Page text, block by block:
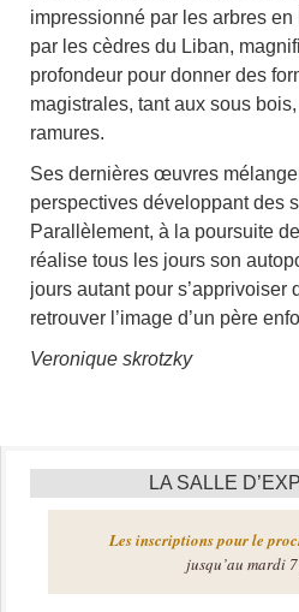
impressionné par les arbres
par les cèdres du Liban,
profondeur pour donner des
magistrales, tant aux sous
ramures.
Ses dernières œuvres
perspectives développant des
Parallèlement, à la poursuite
réalise tous les jours son
jours autant pour s’apprivoiser
retrouver l’image d’un père
Veronique skrotzky
LA SALLE
Les inscriptions pour le
jusqu’au mardi